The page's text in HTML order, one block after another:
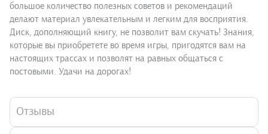
большое количество полезных советов и рекомендаций
делают материал увлекательным и легким для восприятия.
Диск, дополняющий книгу, не позволит вам скучать! Знания,
которые вы приобретете во время игры, пригодятся вам на
настоящих трассах и позволят на равных общаться с
постовыми. Удачи на дорогах!
Отзывы